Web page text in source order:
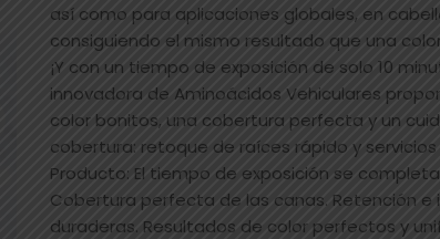
así como para aplicaciones globales, en
consiguiendo el mismo resultado que una
¡Y con un tiempo de exposición de solo 10
innovadora de Aminoácidos Vehiculares
color bonitos, una cobertura perfecta y un
cobertura: retoque de raíces rápido y
Producto: El tiempo de exposición se
Cobertura perfecta de las canas. Retención e
duraderas. Resultados de color perfectos y